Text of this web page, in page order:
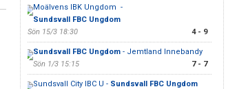
Moälvens IBK Ungdom -
Sundsvall FBC Ungdom
Sön 15/3 18:30
4 - 9
Sundsvall FBC Ungdom- Jemtland Innebandy
Sön 1/3 15:15
7 - 7
Sundsvall City IBC U - Sundsvall FBC Ungdom